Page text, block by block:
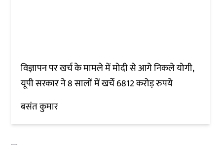
विज्ञापन पर खर्च के मामले में मोदी से आगे निकले योगी,
यूपी सरकार ने 8 सालों में खर्चे 6812 करोड़ रुपये
बसंत कुमार